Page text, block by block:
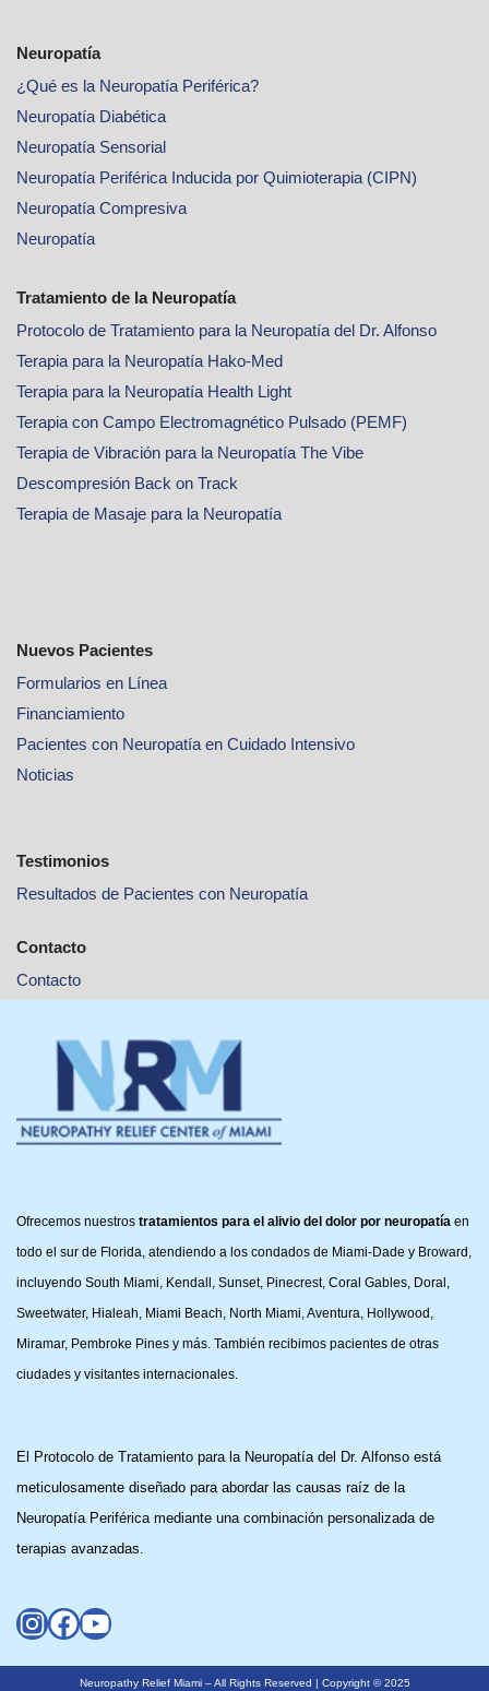
Neuropatía
¿Qué es la Neuropatía Periférica?
Neuropatía Diabética
Neuropatía Sensorial
Neuropatía Periférica Inducida por Quimioterapia (CIPN)
Neuropatía Compresiva
Neuropatía
Tratamiento de la Neuropatía
Protocolo de Tratamiento para la Neuropatía del Dr. Alfonso
Terapia para la Neuropatía Hako-Med
Terapia para la Neuropatía Health Light
Terapia con Campo Electromagnético Pulsado (PEMF)
Terapia de Vibración para la Neuropatía The Vibe
Descompresión Back on Track
Terapia de Masaje para la Neuropatía
Nuevos Pacientes
Formularios en Línea
Financiamiento
Pacientes con Neuropatía en Cuidado Intensivo
Noticias
Testimonios
Resultados de Pacientes con Neuropatía
Contacto
Contacto
Ofrecemos nuestros tratamientos para el alivio del dolor por neuropatía en
todo el sur de Florida, atendiendo a los condados de Miami-Dade y Broward,
incluyendo South Miami, Kendall, Sunset, Pinecrest, Coral Gables, Doral,
Sweetwater, Hialeah, Miami Beach, North Miami, Aventura, Hollywood,
Miramar, Pembroke Pines y más. También recibimos pacientes de otras
ciudades y visitantes internacionales.
El Protocolo de Tratamiento para la Neuropatía del Dr. Alfonso está
meticulosamente diseñado para abordar las causas raíz de la
Neuropatía Periférica mediante una combinación personalizada de
terapias avanzadas.
Neuropathy Relief Miami – All Rights Reserved | Copyright © 2025